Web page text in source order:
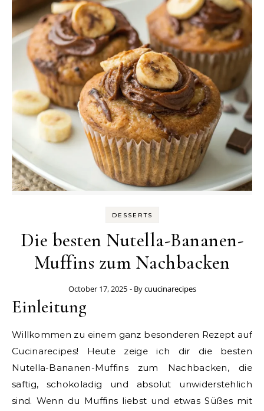
DESSERTS
Die besten Nutella-Bananen-
Muffins zum Nachbacken
October 17, 2025 - Bycuucinarecipes
Einleitung
Willkommen zu einem ganz besonderen Rezept auf
Cucinarecipes! Heute zeige ich dir die besten
Nutella-Bananen-Muffins zum Nachbacken, die
saftig, schokoladig und absolut unwiderstehlich
sind. Wenn du Muffins liebst und etwas Süßes mit